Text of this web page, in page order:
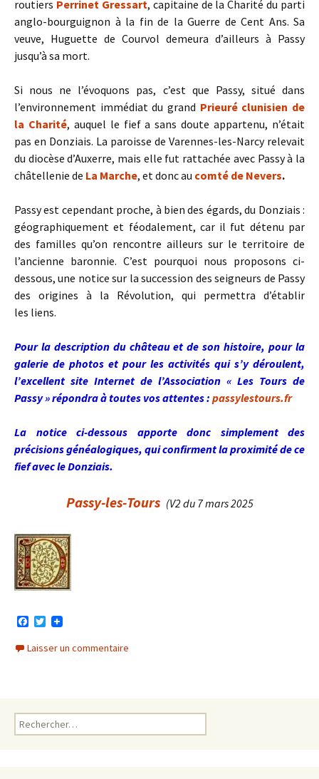
routiers Perrinet Gressart, capitaine de la Charité du parti
anglo-bourguignon à la fin de la Guerre de Cent Ans. Sa
veuve, Huguette de Courvol demeura d’ailleurs à Passy
jusqu’à sa mort.
Si nous ne l’évoquons pas, c’est que Passy, situé dans
l’environnement immédiat du grand Prieuré clunisien de
la Charité, auquel le fief a sans doute appartenu, n’était
pas en Donziais. La paroisse de Varennes-les-Narcy relevait
du diocèse d’Auxerre, mais elle fut rattachée avec Passy à la
châtellenie de La Marche, et donc au comté de Nevers.
Passy est cependant proche, à bien des égards, du Donziais :
géographiquement et féodalement, car il fut détenu par
des familles qu’on rencontre ailleurs sur le territoire de
l’ancienne baronnie. C’est pourquoi nous proposons ci-
dessous, une notice sur la succession des seigneurs de Passy
des origines à la Révolution, qui permettra d’établir
les liens.
Pour la description du château et de son histoire, pour la
galerie de photos et pour les activités qui s’y déroulent,
l’excellent site Internet de l’Association « Les Tours de
Passy » répondra à toutes vos attentes : passylestours.fr
La notice ci-dessous apporte donc simplement des
précisions généalogiques, qui confirment la proximité de ce
fief avec le Donziais.
Passy-les-Tours (V2 du 7 mars 2025
c
e
T
i
t
Laisser un commentaire
Rechercher :